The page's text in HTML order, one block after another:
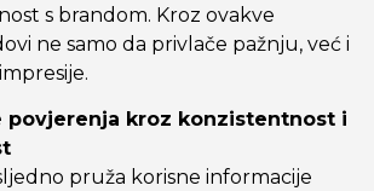
s brandom. Kroz ovakve
ne samo da privlače pažnju, već i
povjerenja kroz konzistentnost i
pruža korisne informacije